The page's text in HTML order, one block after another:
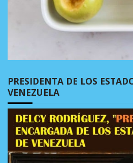
PRESIDENTA DE LOS
VENEZUELA